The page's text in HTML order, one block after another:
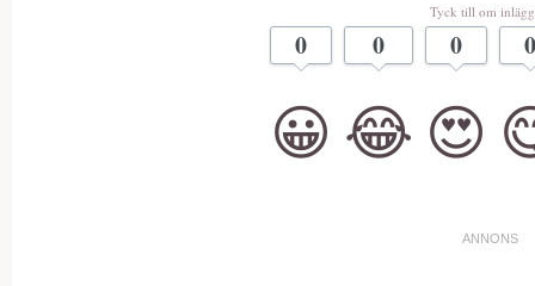
Tyck till om
0
😀
0
😂
0
😍
0